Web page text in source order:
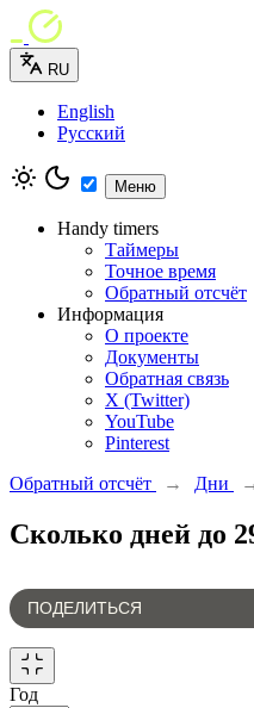
RU
English
Русский
Меню
Handy timers
Таймеры
Точное время
Обратный отсчёт
Информация
О проекте
Документы
Обратная связь
X (Twitter)
YouTube
Pinterest
Обратный отсчёт
→ Дни
Сколько дней до
ПОДЕЛИТЬСЯ
Год